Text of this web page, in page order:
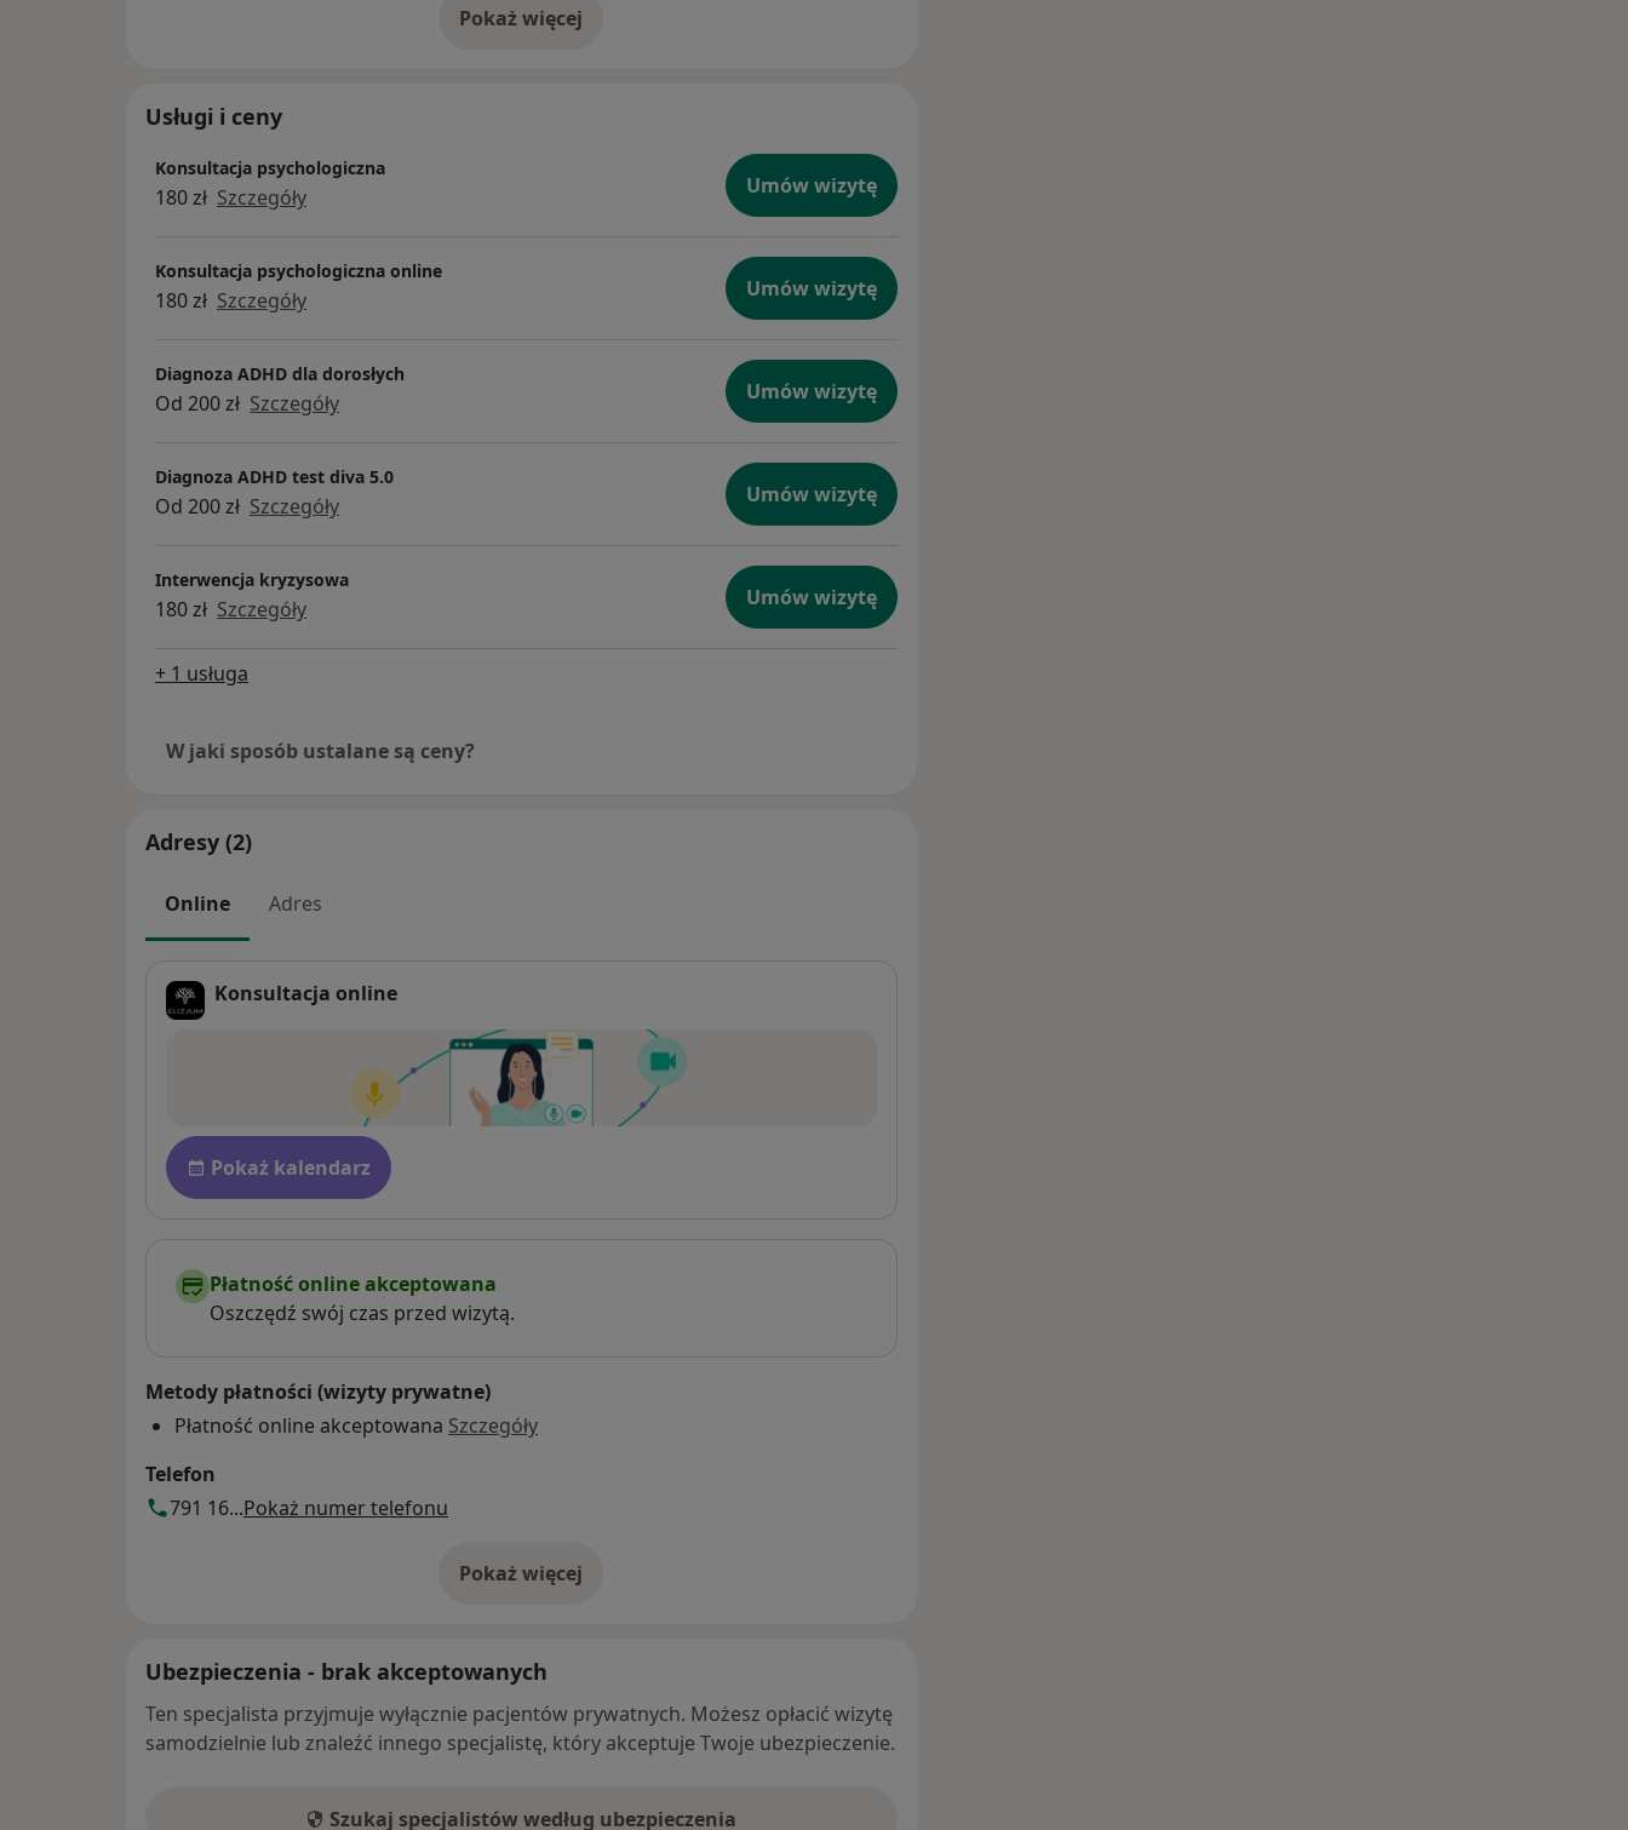
Pokaż więcejo doświadczeniu
Usługi i ceny
Konsultacja psychologiczna
180 zł Szczegóły Umów wizytę
Konsultacja psychologiczna online
180 zł Szczegóły Umów wizytę
Diagnoza ADHD dla dorosłych
Od 200 zł Szczegóły Umów wizytę
Diagnoza ADHD test diva 5.0
Od 200 zł Szczegóły Umów wizytę
Interwencja kryzysowa
180 zł Szczegóły Umów wizytę
+ 1 usługa
W jaki sposób ustalane są ceny?
Adresy (2)
Online Adres
Konsultacja online
Dostępność
Pokaż kalendarz
Płatność online akceptowana
Oszczędź swój czas przed wizytą.
Metody płatności (wizyty prywatne)
Płatność online akceptowana Szczegóły
Telefon
791 16...Pokaż numer telefonu
Pokaż więcej
o adresie
Ubezpieczenia - brak akceptowanych
Ten specjalista przyjmuje wyłącznie pacjentów prywatnych. Możesz opłacić wizytę
samodzielnie lub znaleźć innego specjalistę, który akceptuje Twoje ubezpieczenie.
Szukaj specjalistów według ubezpieczenia